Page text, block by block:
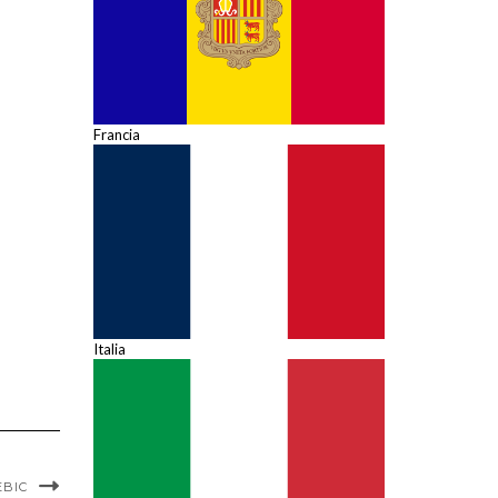
Francia
Italia